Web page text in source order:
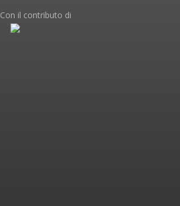
Con il contributo di